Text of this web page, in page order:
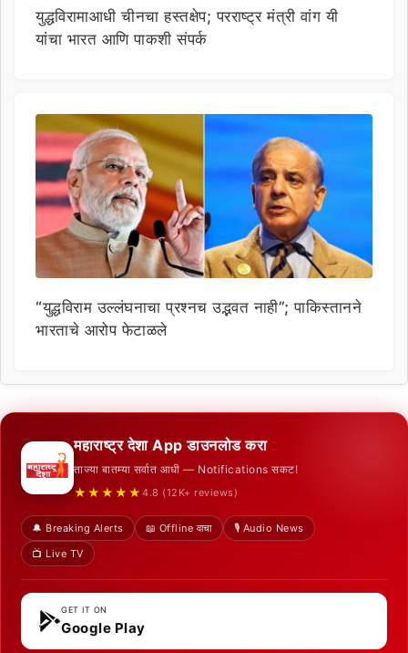
युद्धविरामाआधी चीनचा हस्तक्षेप; परराष्ट्र मंत्री वांग यी
यांचा भारत आणि पाकशी संपर्क
“युद्धविराम उल्लंघनाचा प्रश्नच उद्भवत नाही”; पाकिस्तानने
भारताचे आरोप फेटाळले
महाराष्ट्र देशा App डाउनलोड करा
ताज्या बातम्या सर्वात आधी — Notifications सकट!
★★★★★ 4.8 (12K+ reviews)
🔔 Breaking Alerts 📖 Offline वाचा
🎙️ Audio News
📺 Live TV
GET IT ON
Google Play